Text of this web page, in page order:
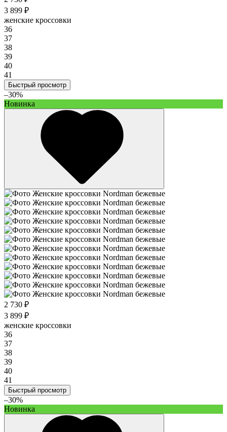
3 899 ₽
женские кроссовки
36
37
38
39
40
41
Быстрый просмотр
–30%
Новинка
2 730 ₽
3 899 ₽
женские кроссовки
36
37
38
39
40
41
Быстрый просмотр
–30%
Новинка